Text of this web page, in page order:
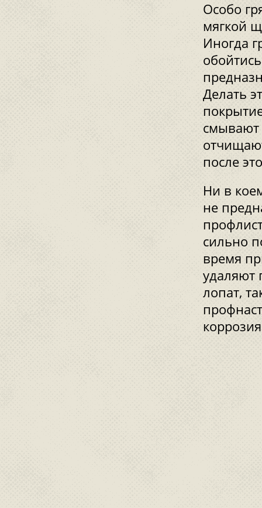
Особо
мягкой
Иногда
Делать
смывают
после
Ни в
не
сильно
время
удаляют
лопат,